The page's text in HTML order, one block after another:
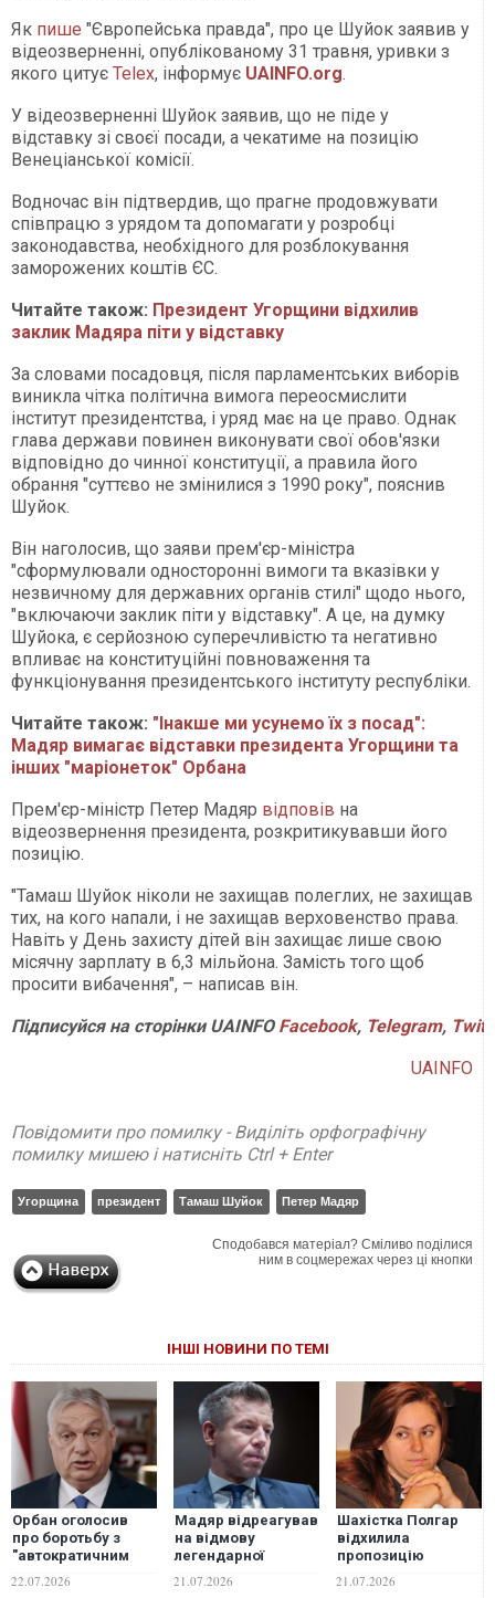
Як пише "Європейська правда", про це Шуйок заявив у
відеозверненні, опублікованому 31 травня, уривки з
якого цитує Telex, інформує UAINFO.org.
У відеозверненні Шуйок заявив, що не піде у
відставку зі своєї посади, а чекатиме на позицію
Венеціанської комісії.
Водночас він підтвердив, що прагне продовжувати
співпрацю з урядом та допомагати у розробці
законодавства, необхідного для розблокування
заморожених коштів ЄС.
Читайте також: Президент Угорщини відхилив
заклик Мадяра піти у відставку
За словами посадовця, після парламентських виборів
виникла чітка політична вимога переосмислити
інститут президентства, і уряд має на це право. Однак
глава держави повинен виконувати свої обов'язки
відповідно до чинної конституції, а правила його
обрання "суттєво не змінилися з 1990 року", пояснив
Шуйок.
Він наголосив, що заяви прем'єр-міністра
"сформулювали односторонні вимоги та вказівки у
незвичному для державних органів стилі" щодо нього,
"включаючи заклик піти у відставку". А це, на думку
Шуйока, є серйозною суперечливістю та негативно
впливає на конституційні повноваження та
функціонування президентського інституту республіки.
Читайте також: "Інакше ми усунемо їх з посад":
Мадяр вимагає відставки президента Угорщини та
інших "маріонеток" Орбана
Прем'єр-міністр Петер Мадяр відповів на
відеозвернення президента, розкритикувавши його
позицію.
"Тамаш Шуйок ніколи не захищав полеглих, не захищав
тих, на кого напали, і не захищав верховенство права.
Навіть у День захисту дітей він захищає лише свою
місячну зарплату в 6,3 мільйона. Замість того щоб
просити вибачення", – написав він.
ПідписуйсянасторінкиUAINFO Facebook, Telegram,
UAINFO
Повідомити про помилку - Виділіть орфографічну
помилку мишею і натисніть Ctrl + Enter
Угорщина президент Тамаш Шуйок Петер Мадяр
Сподобався матеріал? Сміливо поділися
ним в соцмережах через ці кнопки
ІНШІ НОВИНИ ПО ТЕМІ
Орбан оголосив
про боротьбу з
"автократичним
Мадяра: хоче
22.07.2026
Мадяр відреагував
на відмову
легендарної
посади президента
21.07.2026
Шахістка Полгар
відхилила
пропозицію
президенткою
21.07.2026